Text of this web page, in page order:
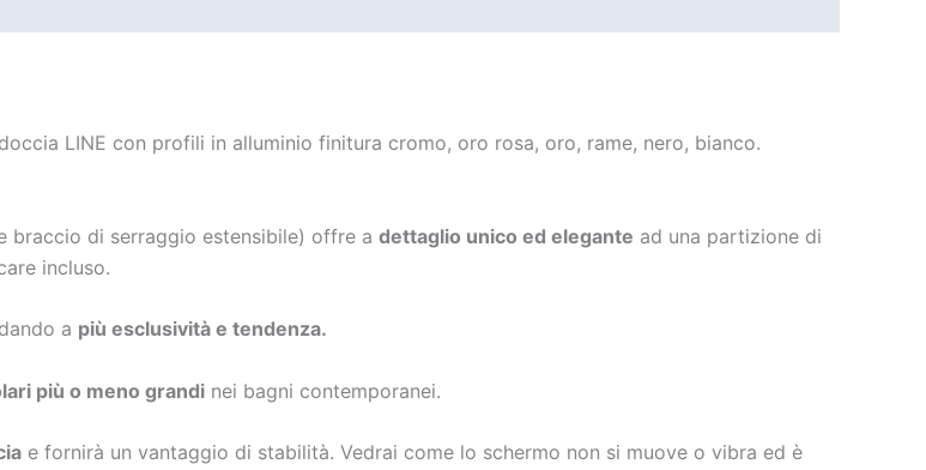
LINE con profili in alluminio finitura cromo, oro rosa, oro, rame, nero, bianco.
braccio di serraggio estensibile) offre a dettaglio unico ed elegante ad una partizione di
incluso.
a più esclusività e tendenza.
più o meno grandi nei bagni contemporanei.
e fornirà un vantaggio di stabilità. Vedrai come lo schermo non si muove o vibra ed è